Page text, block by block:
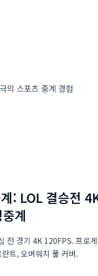
: LOL 결승전
계
전 경기 4K 120FPS. 프로
트, 오버워치 풀 커버.